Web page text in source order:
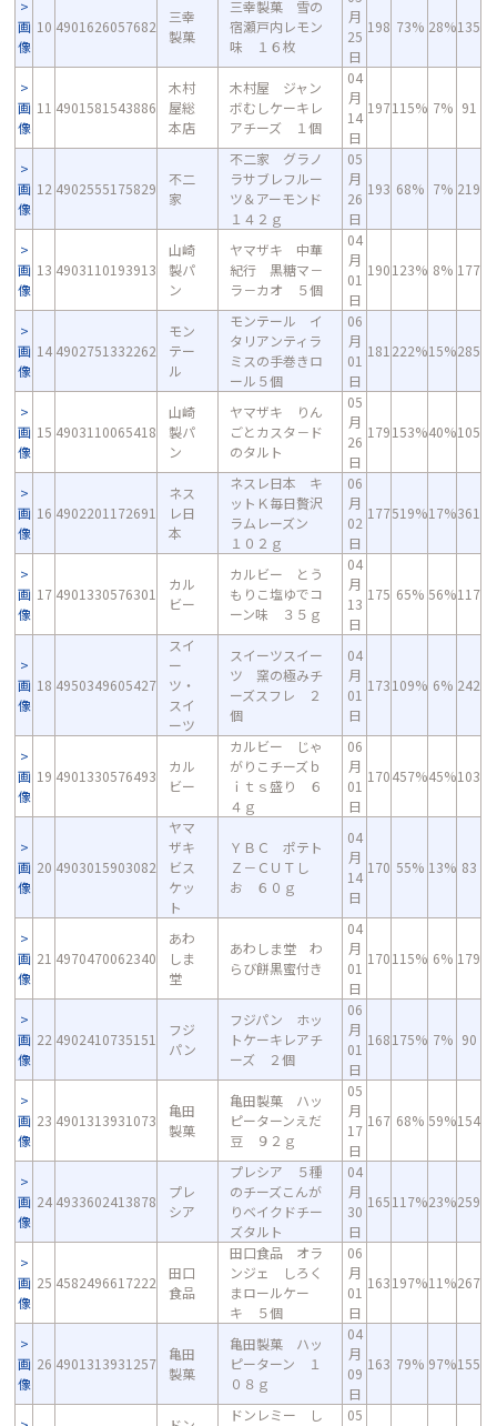
画
像
10 4901626057682
三幸
製菓
三幸製菓 雪の
宿瀬戸内レモン
味 １６枚
月
25
日
198 73% 28%135
画
像
11 4901581543886
木村
屋総
本店
木村屋 ジャン
ボむしケーキレ
アチーズ １個
04
月
14
日
197115% 7% 91
画
像
12 4902555175829
不二
家
不二家 グラノ
ラサブレフルー
ツ＆アーモンド
１４２ｇ
05
月
26
日
193 68% 7% 219
画
像
13 4903110193913
山崎
製パ
ン
ヤマザキ 中華
紀行 黒糖マ－
ラ－カオ ５個
04
月
01
日
190123% 8% 177
画
像
14 4902751332262
モン
テー
ル
モンテール イ
タリアンティラ
ミスの手巻きロ
ール５個
06
月
01
日
181 222%15%285
画
像
15 4903110065418
山崎
製パ
ン
ヤマザキ りん
ごとカスタ－ド
のタルト
05
月
26
日
179153%40%105
画
像
16 4902201172691
ネス
レ日
本
ネスレ日本 キ
ットＫ毎日贅沢
ラムレーズン
１０２ｇ
06
月
02
日
177519%17%361
画
像
17 4901330576301
カル
ビー
カルビー とう
もりこ塩ゆでコ
ーン味 ３５ｇ
04
月
13
日
175 65% 56%117
画
像
18 4950349605427
スイ
ー
ツ・
スイ
ーツ
スイーツスイー
ツ 窯の極みチ
ーズスフレ ２
個
04
月
01
日
173109% 6% 242
画
像
19 4901330576493
カル
ビー
カルビー じゃ
がりこチーズｂ
ｉｔｓ盛り ６
４ｇ
06
月
01
日
170457%45%103
画
像
20 4903015903082
ヤマ
ザキ
ビス
ケッ
ト
ＹＢＣ ポテト
Ｚ－ＣＵＴし
お ６０ｇ
04
月
14
日
170 55% 13% 83
画
像
21 4970470062340
あわ
しま
堂
あわしま堂 わ
らび餅黒蜜付き
04
月
01
日
170115% 6% 179
画
像
22 4902410735151
フジ
パン
フジパン ホッ
トケーキレアチ
ーズ ２個
06
月
01
日
168175% 7% 90
画
像
23 4901313931073
亀田
製菓
亀田製菓 ハッ
ピーターンえだ
豆 ９２ｇ
05
月
17
日
167 68% 59%154
画
像
24 4933602413878
プレ
シア
プレシア ５種
のチーズこんが
りベイクドチー
ズタルト
04
月
30
日
165117%23%259
画
像
25 4582496617222
田口
食品
田口食品 オラ
ンジェ しろく
まロールケー
キ ５個
06
月
01
日
163197%11%267
画
像
26 4901313931257
亀田
製菓
亀田製菓 ハッ
ピーターン １
０８ｇ
04
月
09
日
163 79% 97%155
ドンレミー し
05